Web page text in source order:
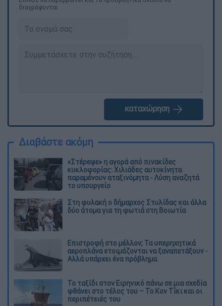
διαγράφονται
καταχώρηση
Διαβάστε ακόμη
«Στέρεψε» η αγορά από πινακίδες
κυκλοφορίας: Χιλιάδες αυτοκίνητα
παραμένουν αταξινόμητα - Λύση αναζητά
το υπουργείο
Στη φυλακή ο δήμαρχος Στυλίδας και άλλα
δύο άτομα για τη φωτιά στη Βοιωτία
Επιστροφή στο μέλλον; Τα υπερηχητικά
αεροπλάνα ετοιμάζονται να ξαναπετάξουν -
Αλλά υπάρχει ένα πρόβλημα
Το ταξίδι στον Ειρηνικό πάνω σε μια σχεδία
φθάνει στο τέλος του – Το Κον Τίκι και οι
περιπέτειές του